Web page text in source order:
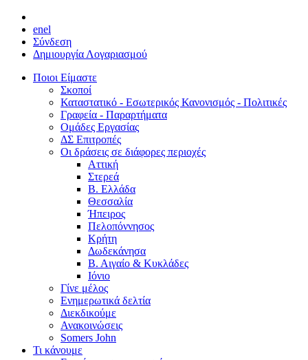
enel
Σύνδεση
Δημιουργία Λογαριασμού
Ποιοι Είμαστε
Σκοποί
Καταστατικό - Εσωτερικός Κανονισμός - Πολιτικές
Γραφεία - Παραρτήματα
Ομάδες Εργασίας
ΔΣ Επιτροπές
Οι δράσεις σε διάφορες περιοχές
Αττική
Στερεά
Β. Ελλάδα
Θεσσαλία
Ήπειρος
Πελοπόννησος
Κρήτη
Δωδεκάνησα
Β. Αιγαίο & Κυκλάδες
Ιόνιο
Γίνε μέλος
Ενημερωτικά δελτία
Διεκδικούμε
Ανακοινώσεις
Somers John
Τι κάνουμε